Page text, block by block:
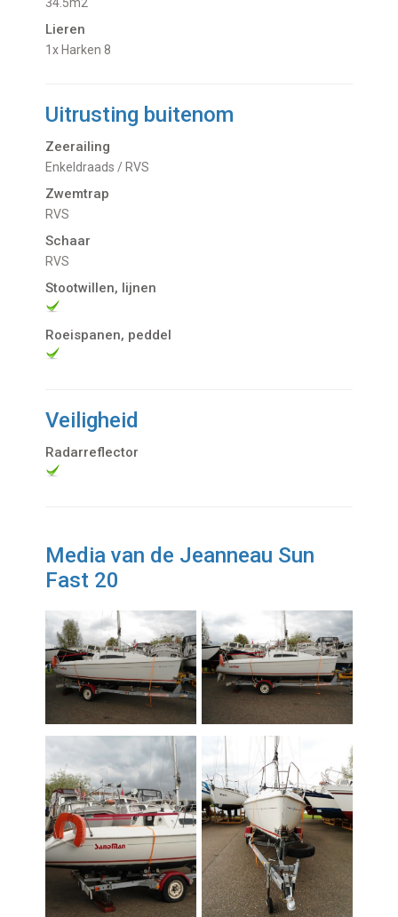
Lieren
1x Harken 8
Uitrusting buitenom
Zeerailing
Enkeldraads / RVS
Zwemtrap
RVS
Schaar
RVS
Stootwillen, lijnen
Roeispanen, peddel
Veiligheid
Radarreflector
Media van de Jeanneau Sun
Fast 20